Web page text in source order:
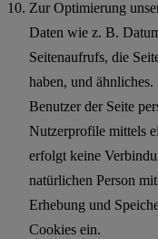
Zur Optimierung
Daten wie z. B.
Seitenaufrufs, die
haben, und
Benutzer der Seite
Nutzerprofile mittels
erfolgt keine
natürlichen Person
Erhebung und
Cookies ein.